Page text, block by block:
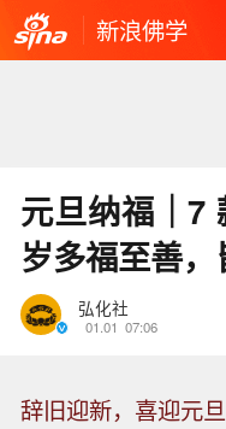
新浪佛学
元旦纳福｜7
岁多福至善
弘化社
01.01 07:06
辞旧迎新，喜迎元旦